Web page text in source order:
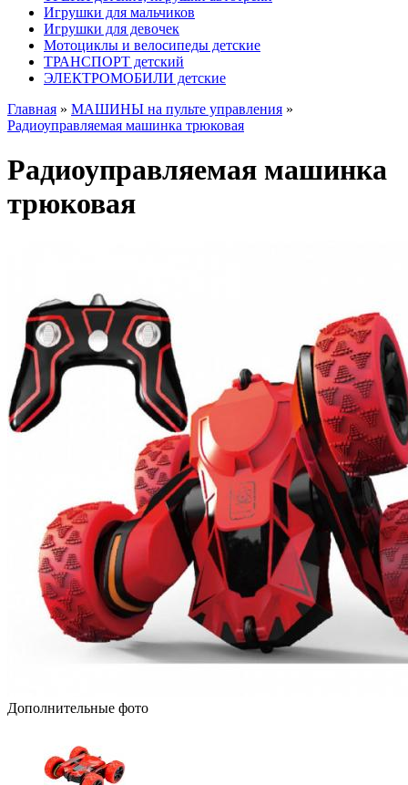
Игрушки для мальчиков
Игрушки для девочек
Мотоциклы и велосипеды детские
ТРАНСПОРТ детский
ЭЛЕКТРОМОБИЛИ детские
Главная » МАШИНЫ на пульте управления »
Радиоуправляемая машинка трюковая
Радиоуправляемая машинка
трюковая
Дополнительные фото